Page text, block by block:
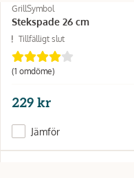
GrillSymbol
Stekspade 26 cm
Tillfälligt slut
(1 omdöme)
229 kr
Jämför